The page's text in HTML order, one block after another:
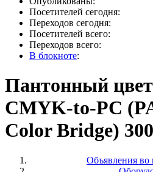
Посетителей сегодня:
Переходов сегодня:
Посетителей всего:
Переходов всего:
В блокноте:
Пантонный
CMYK-to-PC
Color Bridge)
Объявления во